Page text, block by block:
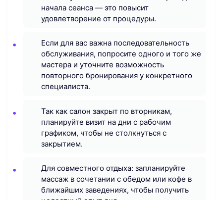
начала сеанса — это повысит
удовлетворение от процедуры.
Если для вас важна последовательность
обслуживания, попросите одного и того же
мастера и уточните возможность
повторного бронирования у конкретного
специалиста.
Так как салон закрыт по вторникам,
планируйте визит на дни с рабочим
графиком, чтобы не столкнуться с
закрытием.
Для совместного отдыха: запланируйте
массаж в сочетании с обедом или кофе в
ближайших заведениях, чтобы получить